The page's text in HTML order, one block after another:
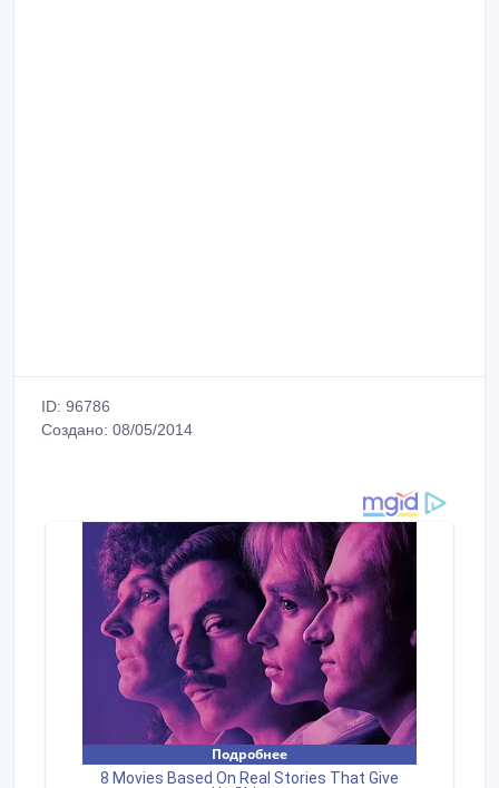
ID: 96786
Создано: 08/05/2014